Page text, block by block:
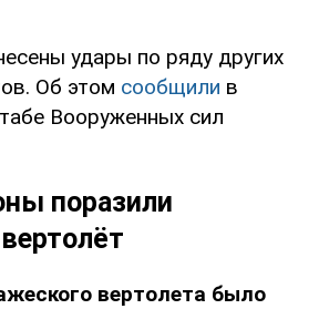
удары по ряду других
Об этом сообщили в
Вооруженных сил
поразили
вертолета было